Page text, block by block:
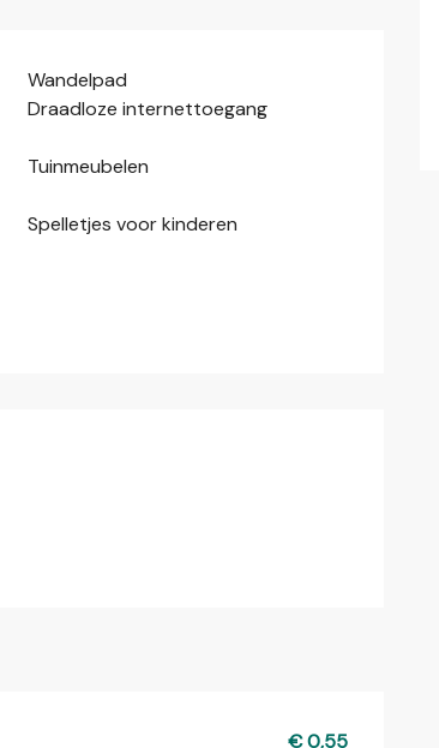
Wandelpad
Draadloze internettoegang
Tuinmeubelen
Spelletjes voor kinderen
€ 0,55